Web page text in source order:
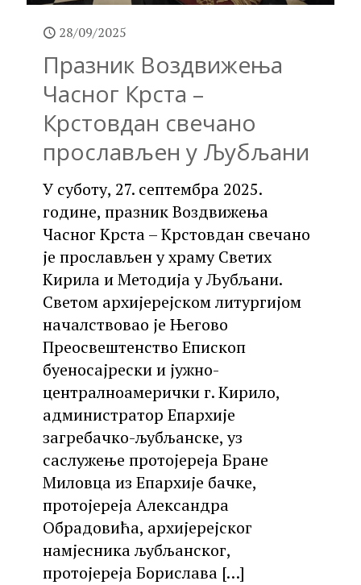
28/09/2025
Празник Воздвижења
Часног Крста –
Крстовдан свечано
прослављен у Љубљани
У суботу, 27. септембра 2025.
године, празник Воздвижења
Часног Крста – Крстовдан свечано
је прослављен у храму Светих
Кирила и Методија у Љубљани.
Светом архијерејском литургијом
началствовао је Његово
Преосвештенство Епископ
буеносајрески и јужно-
централноамерички г. Кирило,
администратор Епархије
загребачко-љубљанске, уз
саслужење протојереја Бране
Миловца из Епархије бачке,
протојереја Александра
Обрадовића, архијерејског
намјесника љубљанског,
протојереја Борислава […]